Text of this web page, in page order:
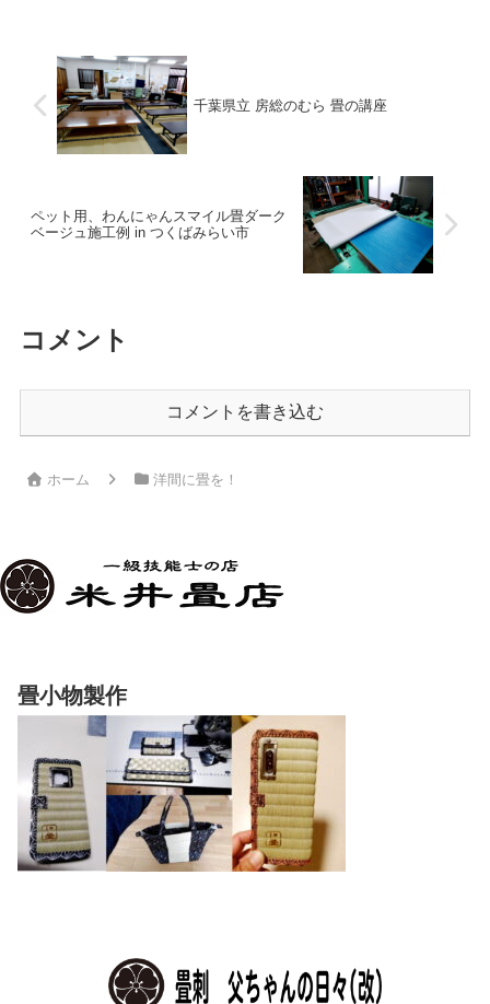
千葉県立 房総のむら 畳の講座
ペット用、わんにゃんスマイル畳ダーク
ベージュ施工例 in つくばみらい市
コメント
コメントを書き込む
ホーム 洋間に畳を！
畳小物製作